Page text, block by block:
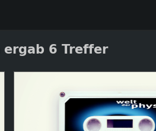
ergab 6 Treffer